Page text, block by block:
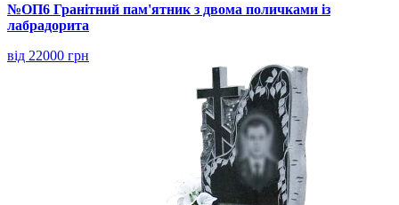
№ОП6 Гранітний пам'ятник з двома поличками із
лабрадорита
від 22000 грн